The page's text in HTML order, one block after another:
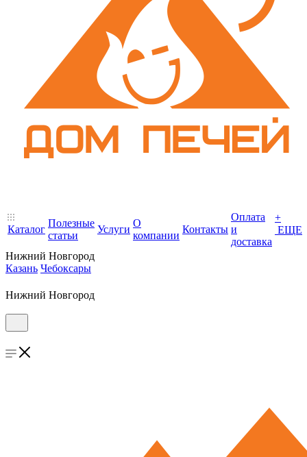
Каталог
Полезные
статьи
Услуги
О
компании
Контакты
Оплата
и
доставка
+
ЕЩЕ
Нижний Новгород
Казань Чебоксары
Нижний Новгород